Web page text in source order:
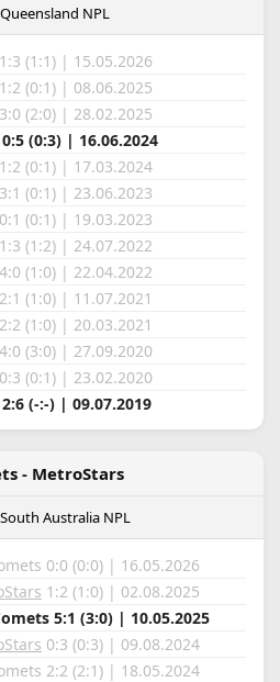
NPL
1:3 (1:1) | 15.05.2026
1:2 (0:1) | 08.06.2025
(2:0) | 28.02.2025
0:5 (0:3) | 16.06.2024
1:2 (0:1) | 17.03.2024
(0:1) | 23.06.2023
0:1 (0:1) | 19.03.2023
1:3 (1:2) | 24.07.2022
(1:0) | 22.04.2022
(1:0) | 11.07.2021
(1:0) | 20.03.2021
(3:0) | 27.09.2020
0:3 (0:1) | 23.02.2020
2:6 (-:-) | 09.07.2019
- MetroStars
Australia NPL
0:0 (0:0) | 16.05.2026
1:2 (1:0) | 02.08.2025
5:1 (3:0) | 10.05.2025
0:3 (0:3) | 09.08.2024
2:2 (2:1) | 18.05.2024